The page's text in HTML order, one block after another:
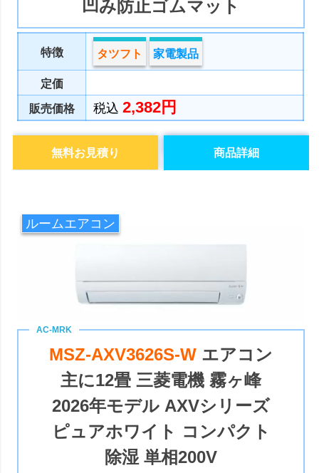
凹み防止ゴムマット
特徴 タツフト 家電製品
定価
販売価格 税込2,382円
商品詳細
無料お見積り
ルームエアコン
MSZ-AXV3626S-W エアコン
主に12畳 三菱電機 霧ヶ峰
2026年モデル AXVシリーズ
ピュアホワイト コンパクト
除湿 単相200V